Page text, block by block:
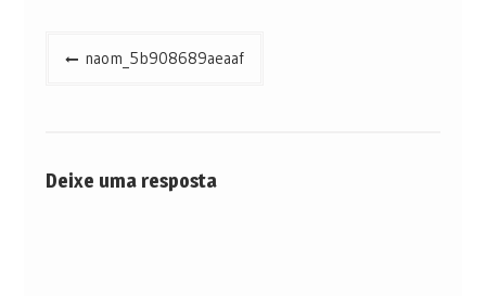
Navegação
naom_5b908689aeaaf
Deixe uma resposta